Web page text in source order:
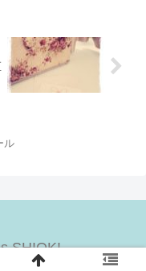
ル
SHIOK! -